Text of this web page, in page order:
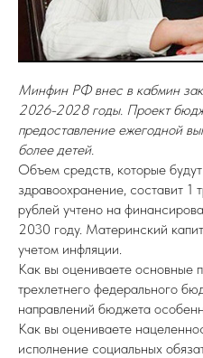
Минфин РФ внес в кабмин
2026-2028 годы. Проект
предоставление ежегодной
более детей.
Объем средств, которые
здравоохранение, составит 1
рублей учтено на
2030 году. Материнский
учетом инфляции.
Как вы оцениваете основные
трехлетнего федерального
направлений бюджета
Как вы оцениваете
исполнение социальных